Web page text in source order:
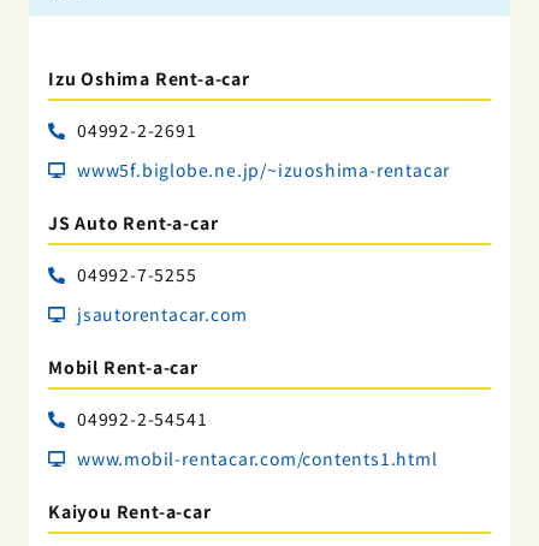
Izu Oshima Rent-a-car
04992-2-2691
www5f.biglobe.ne.jp/~izuoshima-rentacar
JS Auto Rent-a-car
04992-7-5255
jsautorentacar.com
Mobil Rent-a-car
04992-2-54541
www.mobil-rentacar.com/contents1.html
Kaiyou Rent-a-car